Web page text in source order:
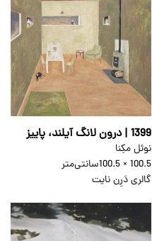
1399 | درون لانگ آیلند، پاییز
نوئل مکِنا
100.5 × 100.5
سانتی‌متر
گالری دَرِن نایت